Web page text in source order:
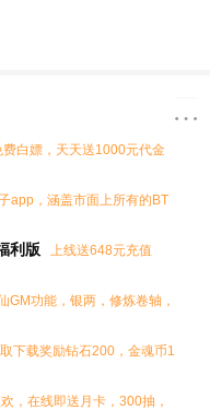
费白嫖，天天送1000元代金
app，涵盖市面上所有的BT
利版
上线送648元充值
GM功能，银两，修炼卷轴，
下载奖励钻石200，金魂币1
，在线即送月卡，300抽，